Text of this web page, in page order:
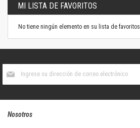
MI LISTA DE FAVORITOS
No tiene ningún elemento en su lista de favoritos.
boletín
Nosotros